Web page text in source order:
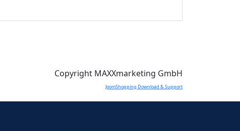
Copyright MAXXmarketing GmbH
JoomShopping Download & Support